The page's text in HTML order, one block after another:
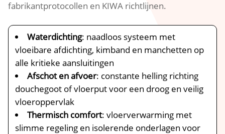
fabrikantprotocollen en KIWA richtlijnen.​
Waterdichting: naadloos systeem met
vloeibare afdichting, kimband en manchetten op
alle kritieke aansluitingen
Afschot en afvoer: constante helling richting
douchegoot of vloerput voor een droog en veilig
vloeroppervlak
Thermisch comfort: vloerverwarming met
slimme regeling en isolerende onderlagen voor